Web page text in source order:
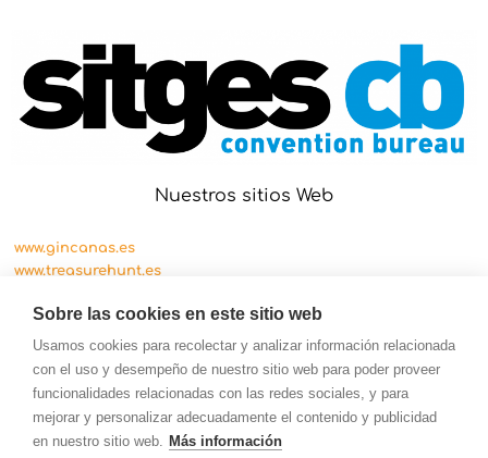
Nuestros sitios Web
www.gincanas.es
www.treasurehunt.es
Sobre las cookies en este sitio web
Usamos cookies para recolectar y analizar información relacionada
con el uso y desempeño de nuestro sitio web para poder proveer
funcionalidades relacionadas con las redes sociales, y para
mejorar y personalizar adecuadamente el contenido y publicidad
en nuestro sitio web. Más información